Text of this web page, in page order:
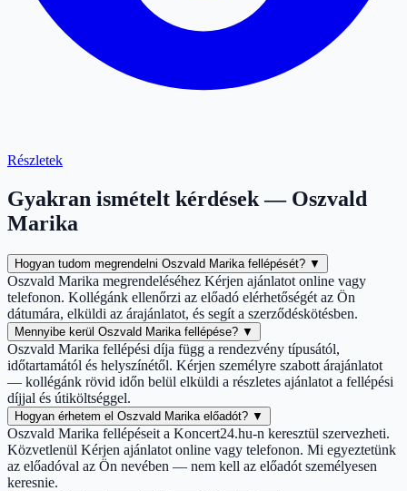
Részletek
Gyakran ismételt kérdések — Oszvald
Marika
Hogyan tudom megrendelni Oszvald Marika fellépését? ▼
Oszvald Marika megrendeléséhez Kérjen ajánlatot online vagy
telefonon. Kollégánk ellenőrzi az előadó elérhetőségét az Ön
dátumára, elküldi az árajánlatot, és segít a szerződéskötésben.
Mennyibe kerül Oszvald Marika fellépése? ▼
Oszvald Marika fellépési díja függ a rendezvény típusától,
időtartamától és helyszínétől. Kérjen személyre szabott árajánlatot
— kollégánk rövid időn belül elküldi a részletes ajánlatot a fellépési
díjjal és útiköltséggel.
Hogyan érhetem el Oszvald Marika előadót? ▼
Oszvald Marika fellépéseit a Koncert24.hu-n keresztül szervezheti.
Közvetlenül Kérjen ajánlatot online vagy telefonon. Mi egyeztetünk
az előadóval az Ön nevében — nem kell az előadót személyesen
keresnie.